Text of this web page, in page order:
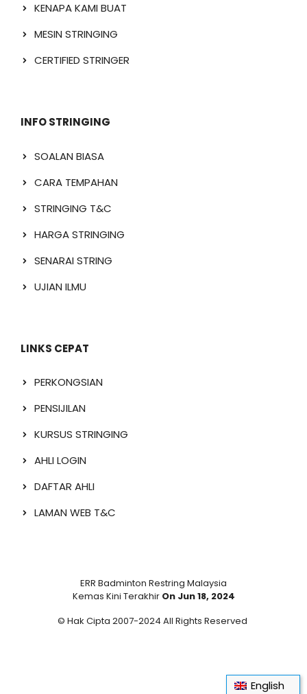
KENAPA KAMI BUAT
MESIN STRINGING
CERTIFIED STRINGER
INFO STRINGING
SOALAN BIASA
CARA TEMPAHAN
STRINGING T&C
HARGA STRINGING
SENARAI STRING
UJIAN ILMU
LINKS CEPAT
PERKONGSIAN
PENSIJILAN
KURSUS STRINGING
AHLI LOGIN
DAFTAR AHLI
LAMAN WEB T&C
ERR Badminton Restring Malaysia
Kemas Kini Terakhir On Jun 18, 2024
© Hak Cipta 2007-2024 All Rights Reserved
English